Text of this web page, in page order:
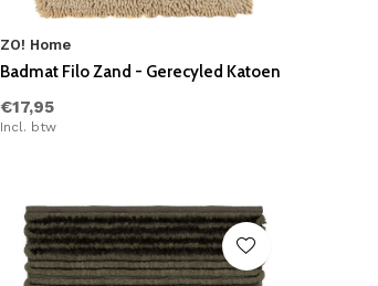
ZO! Home
Badmat Filo Zand - Gerecyled Katoen
€17,95
Incl. btw